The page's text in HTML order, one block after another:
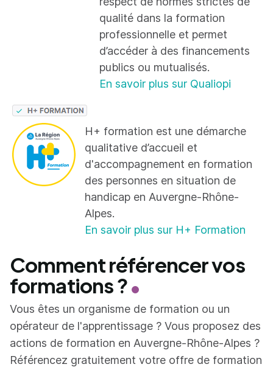
qualité dans la formation
professionnelle et permet
d’accéder à des financements
publics ou mutualisés.
En savoir plus sur Qualiopi
H+ formation est une démarche
qualitative d’accueil et
d'accompagnement en formation
des personnes en situation de
handicap en Auvergne-Rhône-
Alpes.
En savoir plus sur H+ Formation
Comment référencer vos
formations ?
Vous êtes un organisme de formation ou un
opérateur de l'apprentissage ? Vous proposez des
actions de formation en Auvergne-Rhône-Alpes ?
Référencez gratuitement votre offre de formation